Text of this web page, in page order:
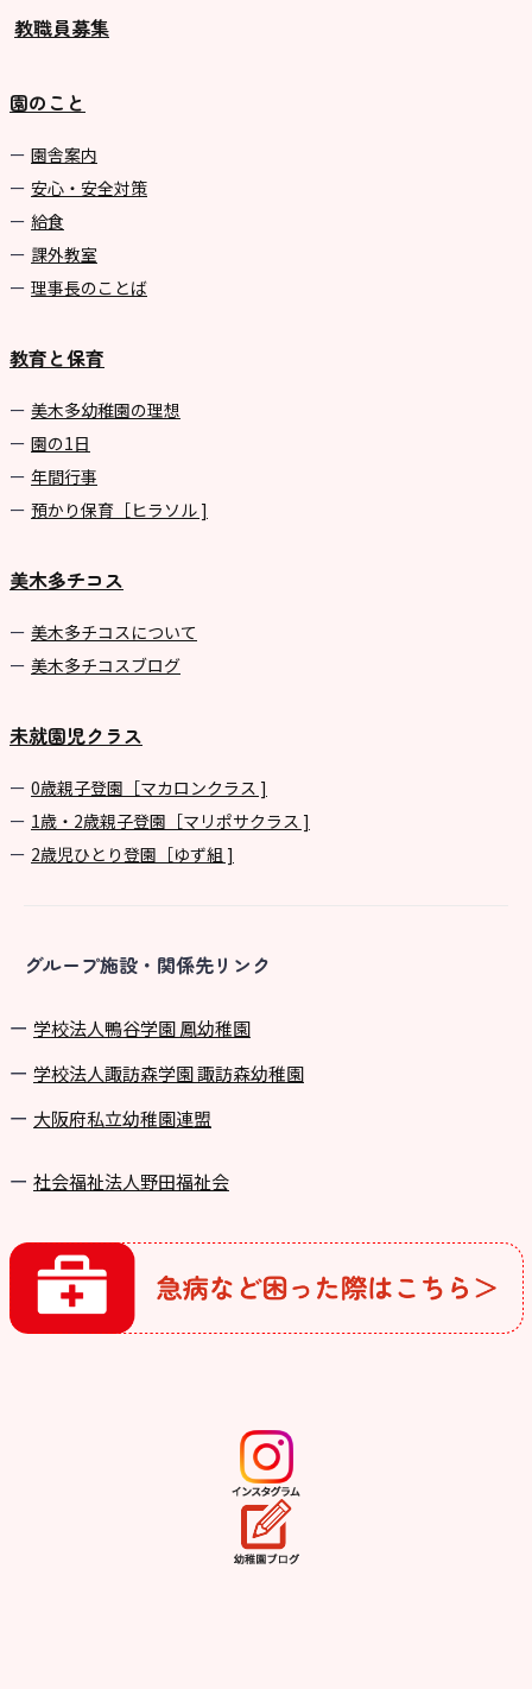
教職員募集
園のこと
園舎案内
安心・安全対策
給食
課外教室
理事長のことば
教育と保育
美⽊多幼稚園の理想
園の1⽇
年間⾏事
預かり保育［ヒラソル ]
美木多チコス
美⽊多チコスについて
美⽊多チコスブログ
未就園児クラス
0歳親子登園［マカロンクラス ]
1歳・2歳親子登園［マリポサクラス ]
2歳児ひとり登園［ゆず組 ]
グループ施設・関係先リンク
学校法⼈鴨⾕学園 鳳幼稚園
学校法⼈諏訪森学園 諏訪森幼稚園
⼤阪府私⽴幼稚園連盟
社会福祉法人野田福祉会